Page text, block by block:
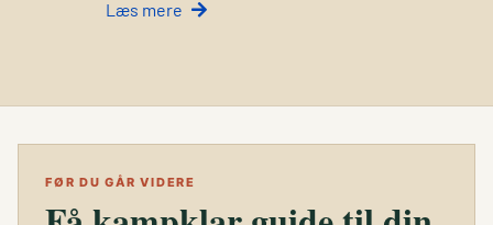
Læs mere
FØR DU GÅR VIDERE